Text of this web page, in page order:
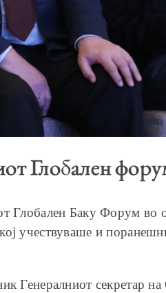
Глобален
Глобален Баку Форум во
учествуваше и
Генералниот секретар